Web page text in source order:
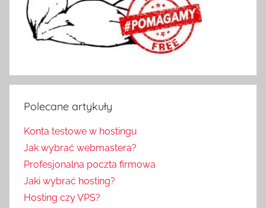
Polecane artykuły
Konta testowe w hostingu
Jak wybrać webmastera?
Profesjonalna poczta firmowa
Jaki wybrać hosting?
Hosting czy VPS?